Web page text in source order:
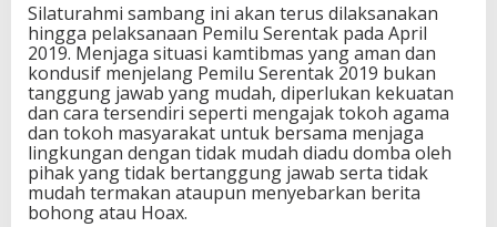
Silaturahmi sambang ini akan terus dilaksanakan
hingga pelaksanaan Pemilu Serentak pada April
2019. Menjaga situasi kamtibmas yang aman dan
kondusif menjelang Pemilu Serentak 2019 bukan
tanggung jawab yang mudah, diperlukan kekuatan
dan cara tersendiri seperti mengajak tokoh agama
dan tokoh masyarakat untuk bersama menjaga
lingkungan dengan tidak mudah diadu domba oleh
pihak yang tidak bertanggung jawab serta tidak
mudah termakan ataupun menyebarkan berita
bohong atau Hoax.